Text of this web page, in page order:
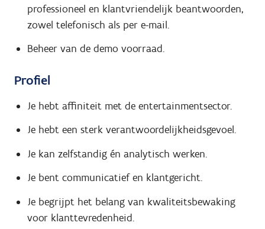
professioneel en klantvriendelijk beantwoorden,
zowel telefonisch als per e-mail.
Beheer van de demo voorraad.
Profiel
Je hebt affiniteit met de entertainmentsector.
Je hebt een sterk verantwoordelijkheidsgevoel.
Je kan zelfstandig én analytisch werken.
Je bent communicatief en klantgericht.
Je begrijpt het belang van kwaliteitsbewaking
voor klanttevredenheid.